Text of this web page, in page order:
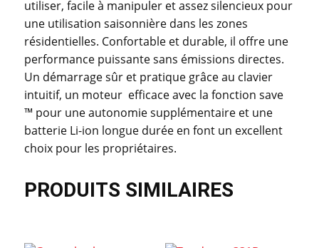
utiliser, facile à manipuler et assez silencieux pour
une utilisation saisonnière dans les zones
résidentielles. Confortable et durable, il offre une
performance puissante sans émissions directes.
Un démarrage sûr et pratique grâce au clavier
intuitif, un moteur efficace avec la fonction save
™ pour une autonomie supplémentaire et une
batterie Li-ion longue durée en font un excellent
choix pour les propriétaires.
PRODUITS SIMILAIRES